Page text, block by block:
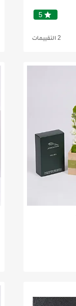
5star
2 التقييمات